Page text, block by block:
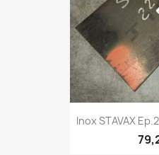
Inox STAVAX